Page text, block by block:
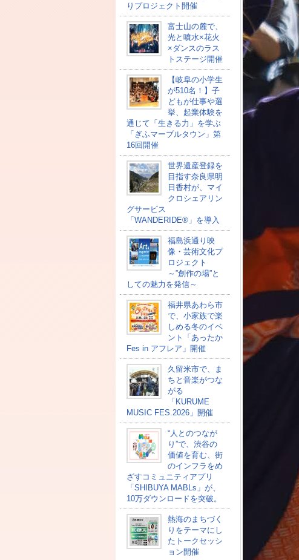
りプロジェクト開催
富士山の麓で、
光と噴水×花火
×ダンスのラス
トステージ開催
【岐阜の小学生
が510名！】子
どもが仕事や選
挙、起業体験を
通じて「生きる力」を学ぶ
「ぎふマーブルタウン」第
16回開催
世界遺産登録を
目指す奈良県明
日香村が、マイ
クロシェアリン
グサービス
「WANDERIDE®」を導入
福島浜通り映
像・芸術文化プ
ロジェクト
～”創作の場”と
しての魅力を発信～
福井県あわら市
で、小家族で楽
しめる冬のイベ
ント「あったか
Fes in アフレア」開催
久留米市で、ま
ちと音楽がつな
がる
「KURUME
MUSIC FES.2026」開催
“人とのつなが
り”で、渋谷の
価値を育む、街
のインフラをめ
ざすコミュニティアプリ
「SHIBUYA MABLs」が、
10万ダウンロードを突破。
熱海のまちづく
りをテーマにし
たトークセッシ
ョン開催